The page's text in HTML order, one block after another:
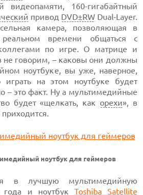
видеопамяти, 160-гигабайтный
привод DVD±RWDual-Layer.
камера, позволяющая в
времени общаться с
по игре. О матрице и
не говорим, – каковы они должны
ноутбуке, вы уже, наверное,
на этом ноутбуке будет
– это факт. Ну а мультимедийные
будет «щелкать, как орехи», в
ноутбук для геймеров
в лучшую мультимедийную
года и ноутбук Toshiba Satellite